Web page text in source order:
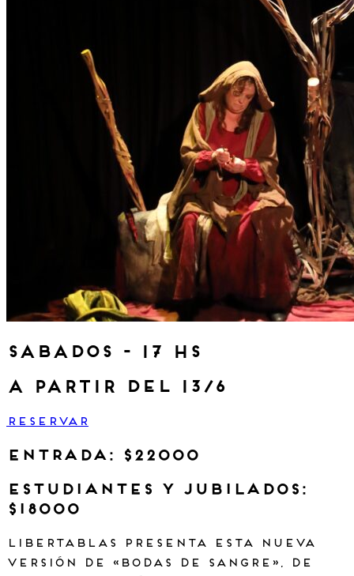
sabados - 17 hs
a partir del 13/6
RESERVAR
entrada: $22000
estudiantes y jubilados:
$18000
Libertablas presenta esta nueva
versión de «Bodas de Sangre», de